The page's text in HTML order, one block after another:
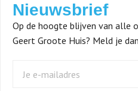
Nieuwsbrief
Op de hoogte blijven van alle
Geert Groote Huis? Meld je